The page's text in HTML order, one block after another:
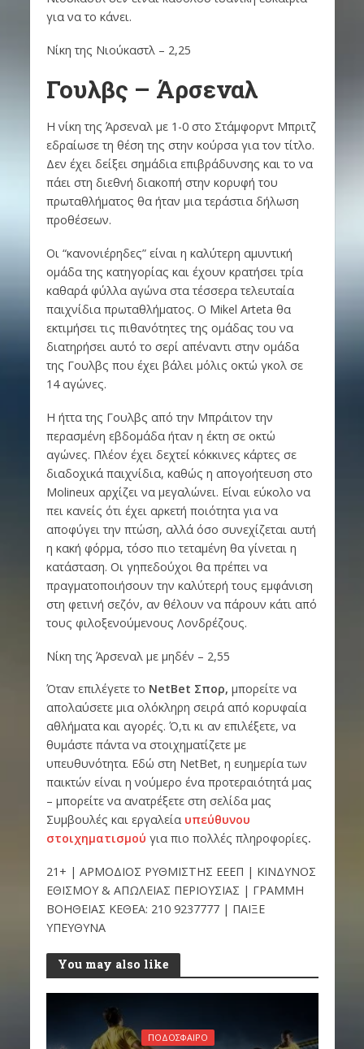
για να το κάνει.
Νίκη της Νιούκαστλ – 2,25
Γουλβς – Άρσεναλ
Η νίκη της Άρσεναλ με 1-0 στο Στάμφορντ Μπριτζ
εδραίωσε τη θέση της στην κούρσα για τον τίτλο.
Δεν έχει δείξει σημάδια επιβράδυνσης και το να
πάει στη διεθνή διακοπή στην κορυφή του
πρωταθλήματος θα ήταν μια τεράστια δήλωση
προθέσεων.
Οι “κανονιέρηδες” είναι η καλύτερη αμυντική
ομάδα της κατηγορίας και έχουν κρατήσει τρία
καθαρά φύλλα αγώνα στα τέσσερα τελευταία
παιχνίδια πρωταθλήματος. Ο Mikel Arteta θα
εκτιμήσει τις πιθανότητες της ομάδας του να
διατηρήσει αυτό το σερί απέναντι στην ομάδα
της Γουλβς που έχει βάλει μόλις οκτώ γκολ σε
14 αγώνες.
Η ήττα της Γουλβς από την Μπράιτον την
περασμένη εβδομάδα ήταν η έκτη σε οκτώ
αγώνες. Πλέον έχει δεχτεί κόκκινες κάρτες σε
διαδοχικά παιχνίδια, καθώς η απογοήτευση στο
Molineux αρχίζει να μεγαλώνει. Είναι εύκολο να
πει κανείς ότι έχει αρκετή ποιότητα για να
αποφύγει την πτώση, αλλά όσο συνεχίζεται αυτή
η κακή φόρμα, τόσο πιο τεταμένη θα γίνεται η
κατάσταση. Οι γηπεδούχοι θα πρέπει να
πραγματοποιήσουν την καλύτερή τους εμφάνιση
στη φετινή σεζόν, αν θέλουν να πάρουν κάτι από
τους φιλοξενούμενους Λονδρέζους.
Νίκη της Άρσεναλ με μηδέν – 2,55
Όταν επιλέγετε το NetBet Σπορ, μπορείτε να
απολαύσετε μια ολόκληρη σειρά από κορυφαία
αθλήματα και αγορές. Ό,τι κι αν επιλέξετε, να
θυμάστε πάντα να στοιχηματίζετε με
υπευθυνότητα. Εδώ στη NetBet, η ευημερία των
παικτών είναι η νούμερο ένα προτεραιότητά μας
– μπορείτε να ανατρέξετε στη σελίδα μας
Συμβουλές και εργαλεία υπεύθυνου
στοιχηματισμού για πιο πολλές πληροφορίες.
21+ | ΑΡΜΟΔΙΟΣ ΡΥΘΜΙΣΤΗΣ ΕΕΕΠ | ΚΙΝΔΥΝΟΣ
ΕΘΙΣΜΟΥ & ΑΠΩΛΕΙΑΣ ΠΕΡΙΟΥΣΙΑΣ | ΓΡΑΜΜΗ
ΒΟΗΘΕΙΑΣ ΚΕΘΕΑ: 210 9237777 | ΠΑΙΞΕ
ΥΠΕΥΘΥΝΑ
You may also like
ΠΟΔΌΣΦΑΙΡΟ